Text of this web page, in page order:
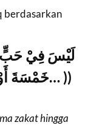
berdasarkan
لَيْسَ فِيْ حَبٍّ
خَمْسَةَ أَوْسُقٍ…))
zakat hingga